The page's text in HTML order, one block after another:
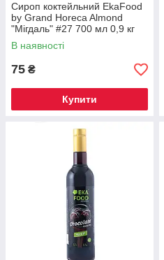
Сироп коктейльний EkaFood
by Grand Horeca Almond
"Мігдаль" #27 700 мл 0,9 кг
СКЛО
В наявності
75 ₴
Купити